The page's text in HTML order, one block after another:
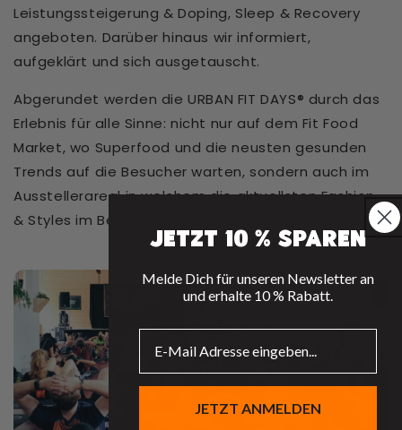
Leistungssteigerung & Doping, Sleep & Recovery
angeboten. Darüber hinaus wir informiert,
aufgeklärt und sich ausgetauscht.
Abgerundet werden die URBAN FIT DAYS® durch das
Erlebnis für alle Sinne: nicht nur auf dem Fit Food
Market, wo Superfood und die neusten gesunden
Trends auf die Besucher warten, sondern auch im
Ausstellerareal in welchem die aktuellsten Fashion
& Styles im Bereich Sports Gear gezeigt werden.
Jetzt 10 % sparen
Melde Dich für unseren Newsletter an
und erhalte 10 % Rabatt.
JETZT ANMELDEN